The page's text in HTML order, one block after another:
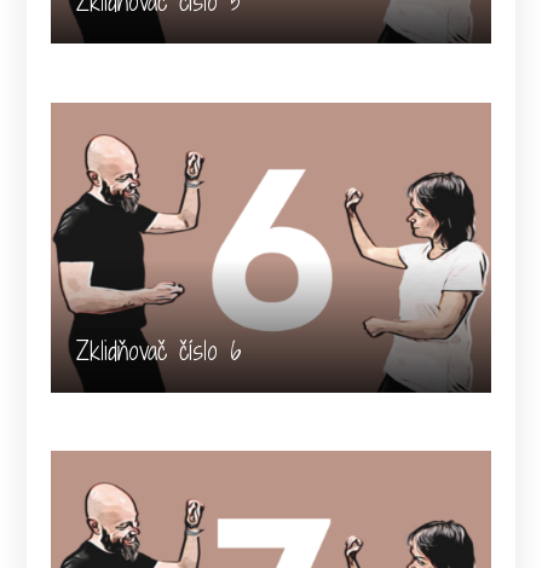
Zklidňovač číslo 6